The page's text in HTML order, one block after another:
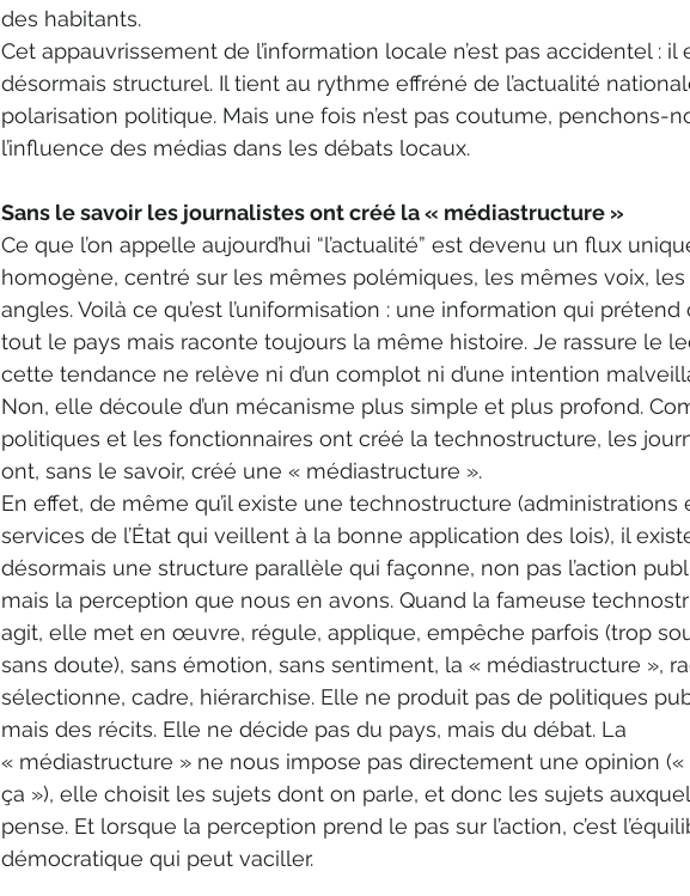
des habitants.
Cet appauvrissement de l’information locale n’est pas accidentel : il
désormais structurel. Il tient au rythme effréné de l’actualité
polarisation politique. Mais une fois n’est pas coutume, penchons-
l’influence des médias dans les débats locaux.
Sans le savoir les journalistes ont créé la « médiastructure »
Ce que l’on appelle aujourd’hui “l’actualité” est devenu un flux
homogène, centré sur les mêmes polémiques, les mêmes voix,
angles. Voilà ce qu’est l’uniformisation : une information qui prétend
tout le pays mais raconte toujours la même histoire. Je rassure le
cette tendance ne relève ni d’un complot ni d’une intention
Non, elle découle d’un mécanisme plus simple et plus profond.
politiques et les fonctionnaires ont créé la technostructure, les
ont, sans le savoir, créé une « médiastructure ».
En effet, de même qu’il existe une technostructure (administrations
services de l’État qui veillent à la bonne application des lois), il
désormais une structure parallèle qui façonne, non pas l’action
mais la perception que nous en avons. Quand la fameuse
agit, elle met en œuvre, régule, applique, empêche parfois (trop
sans doute), sans émotion, sans sentiment, la « médiastructure »,
sélectionne, cadre, hiérarchise. Elle ne produit pas de politiques
mais des récits. Elle ne décide pas du pays, mais du débat. La
« médiastructure » ne nous impose pas directement une opinion («
ça »), elle choisit les sujets dont on parle, et donc les sujets
pense. Et lorsque la perception prend le pas sur l’action, c’est
démocratique qui peut vaciller.